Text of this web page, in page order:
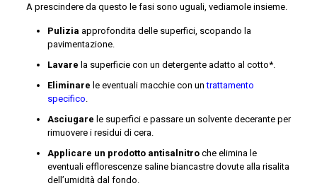
A prescindere da questo le fasi sono uguali, vediamole insieme.
Pulizia approfondita delle superfici, scopando la
pavimentazione.
Lavare la superficie con un detergente adatto al cotto*.
Eliminare le eventuali macchie con untrattamento
specifico
Asciugare le superfici e passare un solvente decerante per
rimuovere i residui di cera.
Applicare un prodotto antisalnitroche elimina le
eventuali efflorescenze saline biancastre dovute alla risalita
dell’umidità dal fondo.